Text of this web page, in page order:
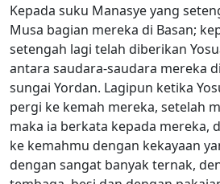
Kepada suku Manasye yang
Musa bagian mereka di Basan;
setengah lagi telah diberikan
antara saudara-saudara mereka
sungai Yordan. Lagipun ketika
pergi ke kemah mereka, setelah
maka ia berkata kepada mereka,
ke kemahmu dengan kekayaan
dengan sangat banyak ternak,